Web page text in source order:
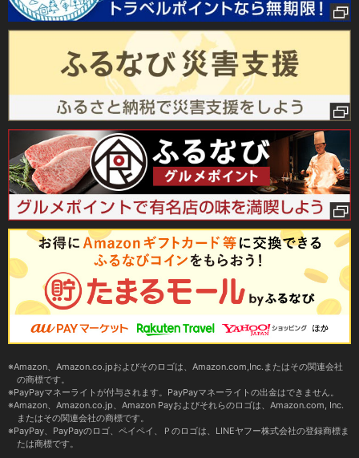
Amazon、Amazon.co.jpおよびそのロゴは、Amazon.com,Inc.またはその関連会社
の商標です。
PayPayマネーライトが付与されます。PayPayマネーライトの出金はできません。
Amazon、Amazon.co.jp、Amazon Payおよびそれらのロゴは、Amazon.com, Inc.
またはその関連会社の商標です。
PayPay、PayPayのロゴ、ペイペイ、Ｐのロゴは、LINEヤフー株式会社の登録商標ま
たは商標です。